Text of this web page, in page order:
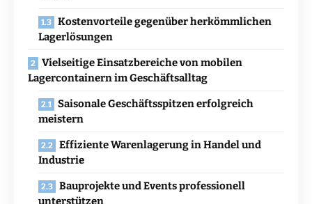
Kostenvorteile gegenüber herkömmlichen
Lagerlösungen
Vielseitige Einsatzbereiche von mobilen
Lagercontainern im Geschäftsalltag
Saisonale Geschäftsspitzen erfolgreich
meistern
Effiziente Warenlagerung in Handel und
Industrie
Bauprojekte und Events professionell
unterstützen